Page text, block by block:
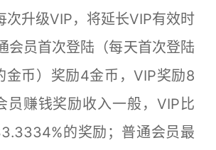
升级VIP，将延长VIP有效时
会员首次登陆（每天首次登陆
金币）奖励4金币，VIP奖励8
员赚钱奖励收入一般，VIP比
的奖励；普通会员最